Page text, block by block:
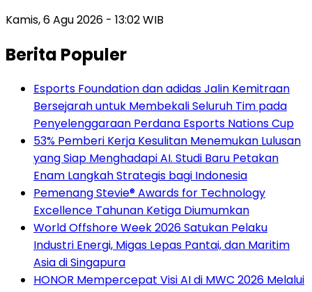
Kamis, 6 Agu 2026 - 13:02 WIB
Berita Populer
Esports Foundation dan adidas Jalin Kemitraan
Bersejarah untuk Membekali Seluruh Tim pada
Penyelenggaraan Perdana Esports Nations Cup
53% Pemberi Kerja Kesulitan Menemukan Lulusan
yang Siap Menghadapi AI. Studi Baru Petakan
Enam Langkah Strategis bagi Indonesia
Pemenang Stevie® Awards for Technology
Excellence Tahunan Ketiga Diumumkan
World Offshore Week 2026 Satukan Pelaku
Industri Energi, Migas Lepas Pantai, dan Maritim
Asia di Singapura
HONOR Mempercepat Visi AI di MWC 2026 Melalui